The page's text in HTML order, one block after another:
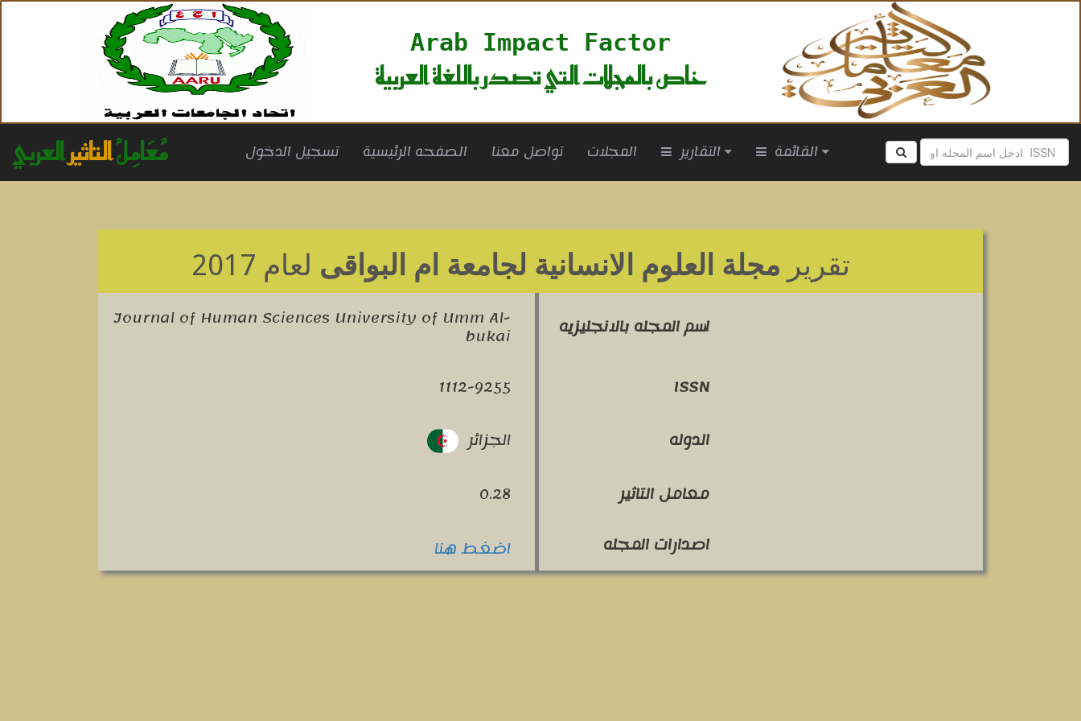
Arab Impact Factor
خاص بالمجلات التي تصدر باللغة العربية
مُعَامِلُالتاثيرالعربي تسجيل الدخول الصفحه الرئيسية تواصل معنا المجلات التقارير القائمة
تقرير مجلة العلوم الانسانية لجامعة ام البواقى لعام 2017
اسم المجله بالانجليزيه Journal of Human Sciences University of Umm Al-
bukai
ISSN
1112-9255
الدوله
الجزائر
معامل التاثير
0.28
اصدارات المجله
اضغط هنا